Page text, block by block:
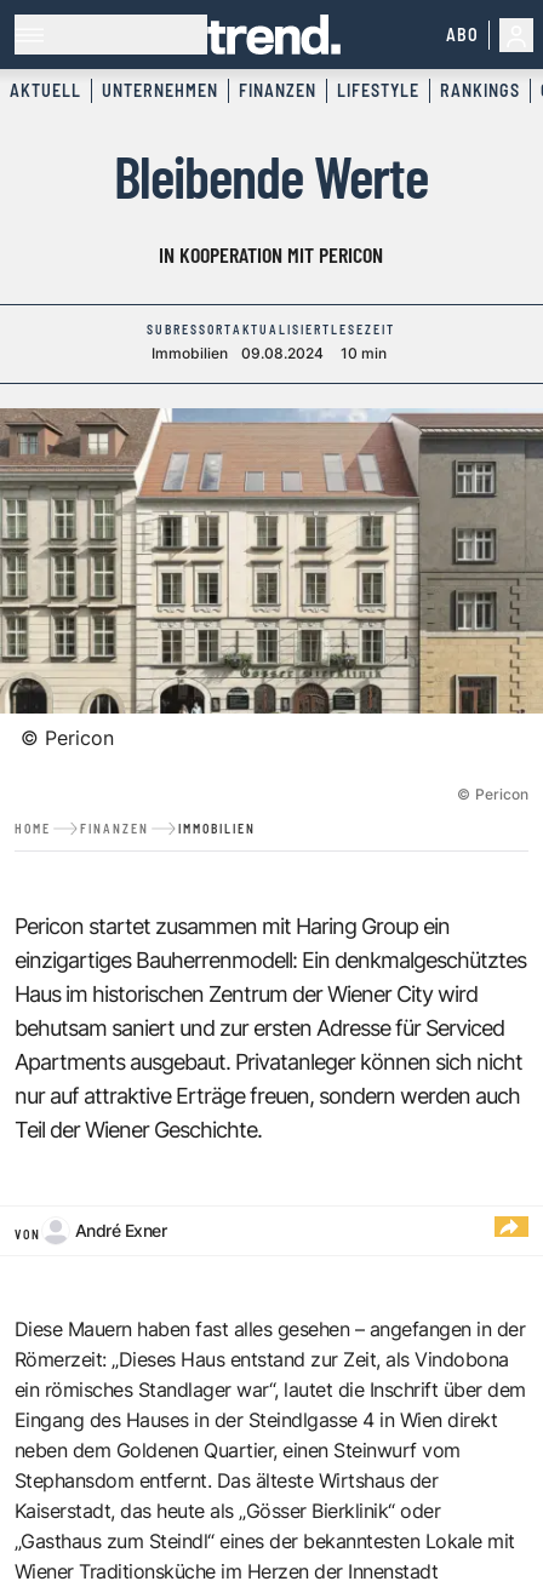
ABO
AKTUELL UNTERNEHMEN FINANZEN LIFESTYLE RANKINGS
Bleibende Werte
IN KOOPERATION MIT PERICON
SUBRESSORT
Immobilien
AKTUALISIERT
09.08.2024
LESEZEIT
10 min
© Pericon
© Pericon
HOME FINANZEN IMMOBILIEN
Pericon startet zusammen mit Haring Group ein
einzigartiges Bauherrenmodell: Ein denkmalgeschütztes
Haus im historischen Zentrum der Wiener City wird
behutsam saniert und zur ersten Adresse für Serviced
Apartments ausgebaut. Privatanleger können sich nicht
nur auf attraktive Erträge freuen, sondern werden auch
Teil der Wiener Geschichte.
VON André Exner
Diese Mauern haben fast alles gesehen – angefangen in der
Römerzeit: „Dieses Haus entstand zur Zeit, als Vindobona
ein römisches Standlager war“, lautet die Inschrift über dem
Eingang des Hauses in der Steindlgasse 4 in Wien direkt
neben dem Goldenen Quartier, einen Steinwurf vom
Stephansdom entfernt. Das älteste Wirtshaus der
Kaiserstadt, das heute als „Gösser Bierklinik“ oder
„Gasthaus zum Steindl“ eines der bekanntesten Lokale mit
Wiener Traditionsküche im Herzen der Innenstadt